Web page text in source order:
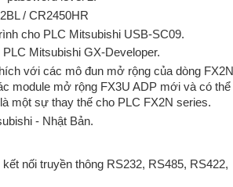
/ CR2450HR
cho PLC Mitsubishi USB-SC09.
Mitsubishi GX-Developer.
với các mô đun mở rộng của dòng FX2N
module mở rộng FX3U ADP mới và có thể
một sự thay thế cho PLC FX2N series.
- Nhật Bản.
nối truyền thông RS232, RS485, RS422,